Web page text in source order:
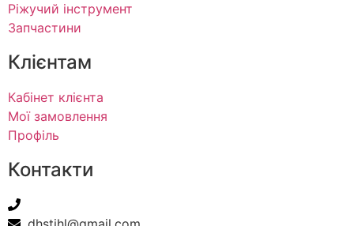
Ріжучий інструмент
Запчастини
Клієнтам
Кабінет клієнта
Мої замовлення
Профіль
Контакти